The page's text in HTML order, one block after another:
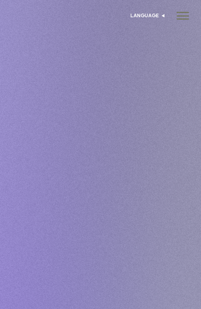
בחר שפה
LANGUAGE